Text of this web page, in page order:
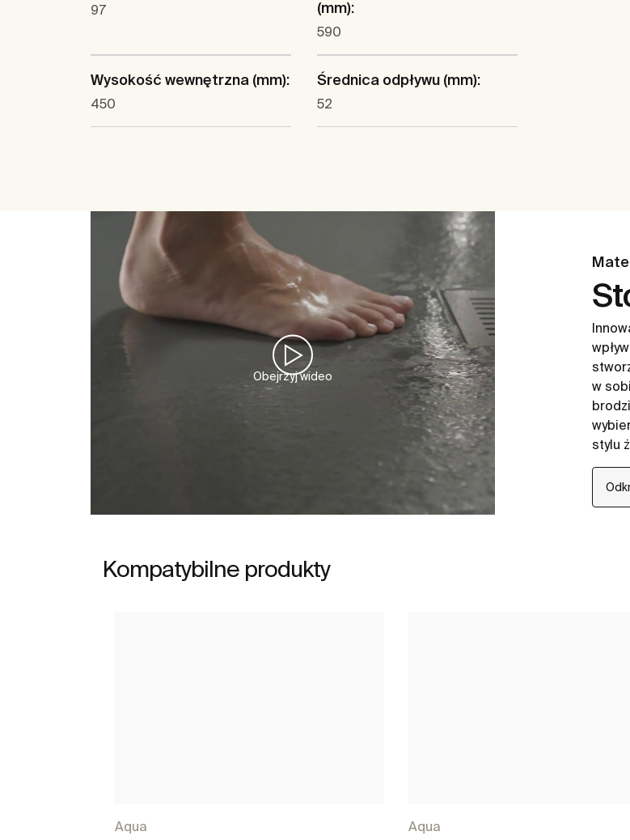
97
(mm):
590
Wysokość wewnętrzna (mm):
450
Średnica odpływu (mm):
52
Obejrzyj wideo
w
stylu
Kompatybilne produkty
Aqua Aqua